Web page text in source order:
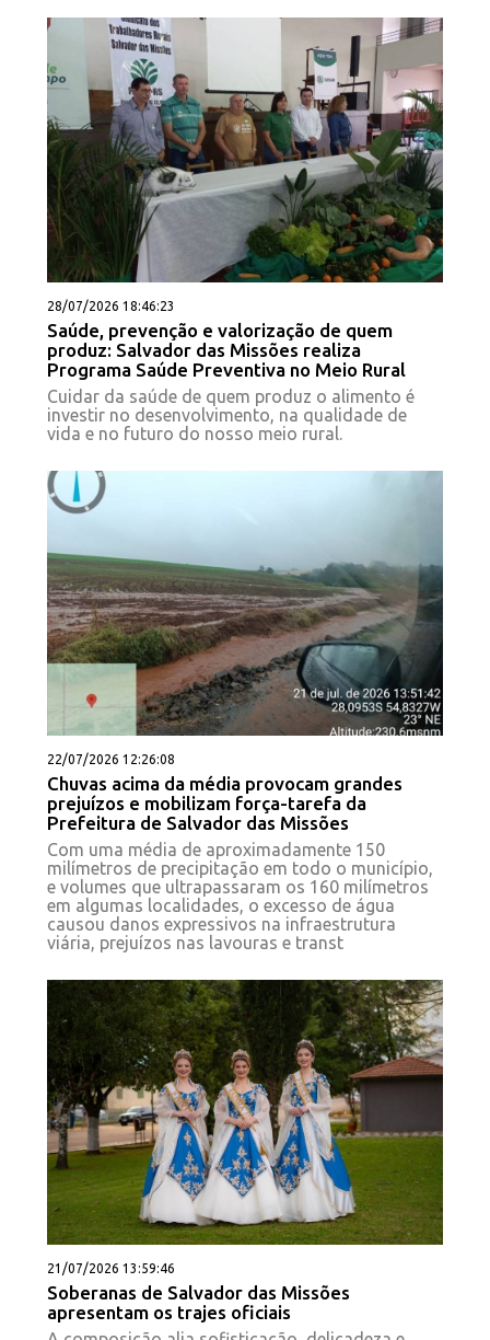
28/07/2026 18:46:23
Saúde, prevenção e valorização de quem
produz: Salvador das Missões realiza
Programa Saúde Preventiva no Meio Rural
Cuidar da saúde de quem produz o alimento é
investir no desenvolvimento, na qualidade de
vida e no futuro do nosso meio rural.
22/07/2026 12:26:08
Chuvas acima da média provocam grandes
prejuízos e mobilizam força-tarefa da
Prefeitura de Salvador das Missões
Com uma média de aproximadamente 150
milímetros de precipitação em todo o município,
e volumes que ultrapassaram os 160 milímetros
em algumas localidades, o excesso de água
causou danos expressivos na infraestrutura
viária, prejuízos nas lavouras e transt
21/07/2026 13:59:46
Soberanas de Salvador das Missões
apresentam os trajes oficiais